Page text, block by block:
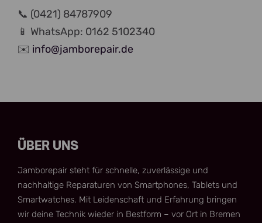
📞 (0421) 84787909
📱 WhatsApp: 0162 5102340
✉️ info@jamborepair.de
ÜBER UNS
Jamborepair steht für schnelle, zuverlässige und
nachhaltige Reparaturen von Smartphones, Tablets und
Smartwatches. Mit Leidenschaft und Erfahrung bringen
wir deine Technik wieder in Bestform – vor Ort in Bremen